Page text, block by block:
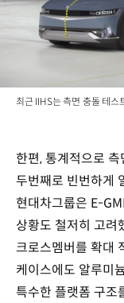
최근 IIHS는 측면 충돌 테스
한편, 통계적으로
두번째로 빈번하게
현대차그룹은 E-
상황도 철저히 고려
크로스멤버를 확대
케이스에도 알루미
특수한 플랫폼 구조